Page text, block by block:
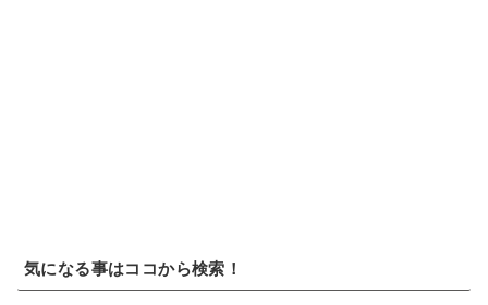
気になる事はココから検索！